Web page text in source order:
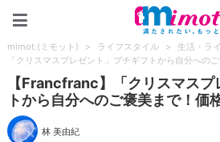
mimot.(ミモット) > ライフスタイル > 生活・ラ
「クリスマスプレゼント」プチギフトから自分への
【Francfranc】「クリスマスプ
トから自分へのご褒美まで！価
林 美由紀